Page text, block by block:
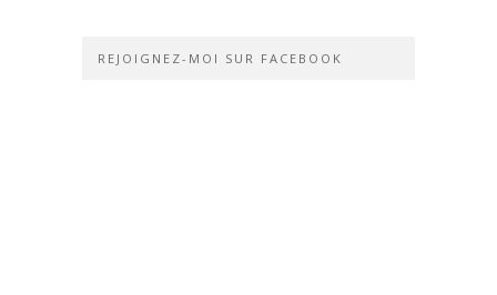
REJOIGNEZ-MOI SUR FACEBOOK